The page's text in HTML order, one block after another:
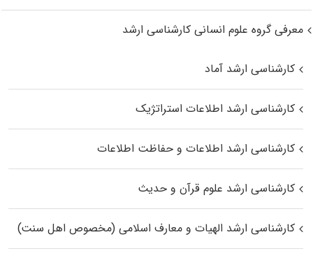
معرفی گروه علوم انسانی کارشناسی ارشد
کارشناسی ارشد آماد
کارشناسی ارشد اطلاعات استراتژیک
کارشناسی ارشد اطلاعات و حفاظت اطلاعات
کارشناسی ارشد علوم قرآن و حدیث
کارشناسی ارشد الهیات و معارف اسلامی (مخصوص اهل سنت)